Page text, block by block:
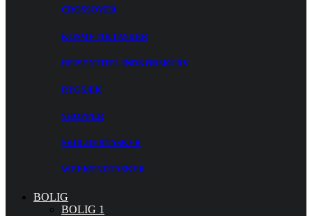
CROSSOVER
KOSMETIKTASKER
REISENTHEL INDKØBSKURV
RYGSÆK
SHOPPER
SKULDERTASKER
WEEKENDTASKER
BOLIG
BOLIG 1